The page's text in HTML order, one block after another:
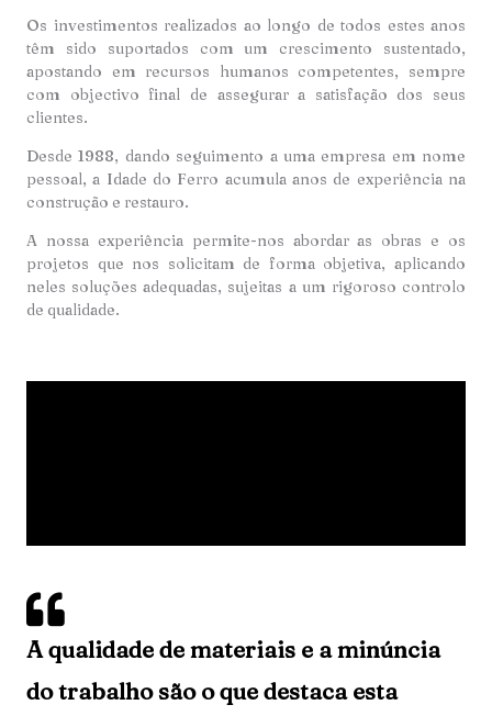
A qualidade de materiais e a minúncia
do trabalho são o que destaca esta
Os investimentos realizados ao longo de todos estes anos
têm sido suportados com um crescimento sustentado,
apostando em recursos humanos competentes, sempre
com objectivo final de assegurar a satisfação dos seus
clientes.
Desde 1988, dando seguimento a uma empresa em nome
pessoal, a Idade do Ferro acumula anos de experiência na
construção e restauro.
A nossa experiência permite-nos abordar as obras e os
projetos que nos solicitam de forma objetiva, aplicando
neles soluções adequadas, sujeitas a um rigoroso controlo
de qualidade.